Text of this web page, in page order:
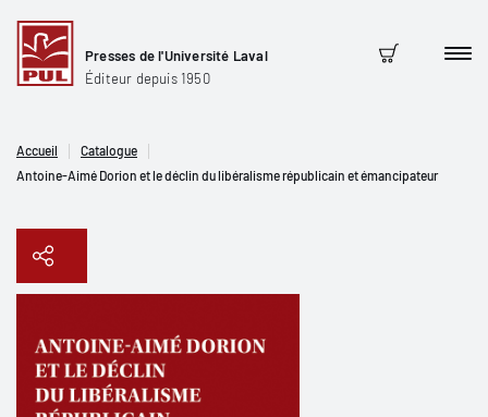
Presses de l'Université Laval
Éditeur depuis 1950
Panier
Accueil
Catalogue
Antoine-Aimé Dorion et le déclin du libéralisme républicain et émancipateur